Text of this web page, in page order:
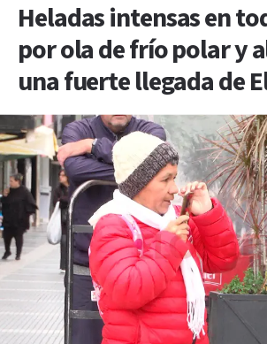
Heladas intensas en
por ola de frío polar y
una fuerte llegada de